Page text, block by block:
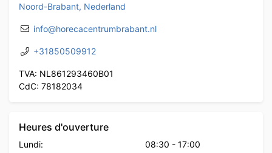
Noord-Brabant, Nederland
info@horecacentrumbrabant.nl
+31850509912
TVA: NL861293460B01
CdC: 78182034
Heures d'ouverture
Lundi: 08:30 - 17:00